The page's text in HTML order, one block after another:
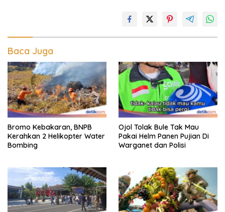
Baca Juga
Bromo Kebakaran, BNPB
Kerahkan 2 Helikopter Water
Bombing
Ojol Tolak Bule Tak Mau
Pakai Helm Panen Pujian Di
Warganet dan Polisi